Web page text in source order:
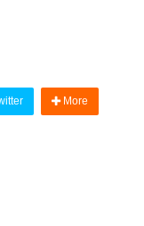
More